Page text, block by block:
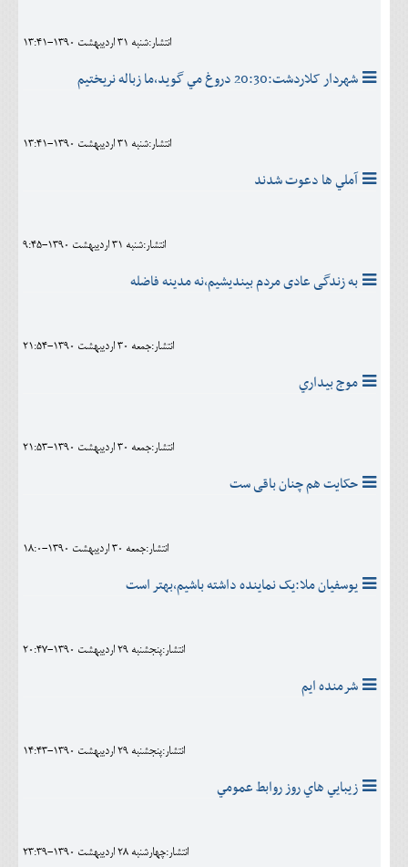
انتشار:شنبه 31 ارديبهشت 1390-13:41
شهردار کلاردشت:20:30 دروغ مي گويد،ما زباله نريختيم
انتشار:شنبه 31 ارديبهشت 1390-13:41
آملي ها دعوت شدند
انتشار:شنبه 31 ارديبهشت 1390-9:45
به زندگی عادی مردم بينديشيم،نه مدينه فاضله
انتشار:جمعه 30 ارديبهشت 1390-21:54
موج بيداري
انتشار:جمعه 30 ارديبهشت 1390-21:53
حکایت هم چنان باقی ست
انتشار:جمعه 30 ارديبهشت 1390-18:0
يوسفيان ملا:يک نماينده داشته باشيم،بهتر است
انتشار:پنجشنبه 29 ارديبهشت 1390-20:47
شرمنده ايم
انتشار:پنجشنبه 29 ارديبهشت 1390-14:43
زيبايي هاي روز روابط عمومي
انتشار:چهارشنبه 28 ارديبهشت 1390-23:39